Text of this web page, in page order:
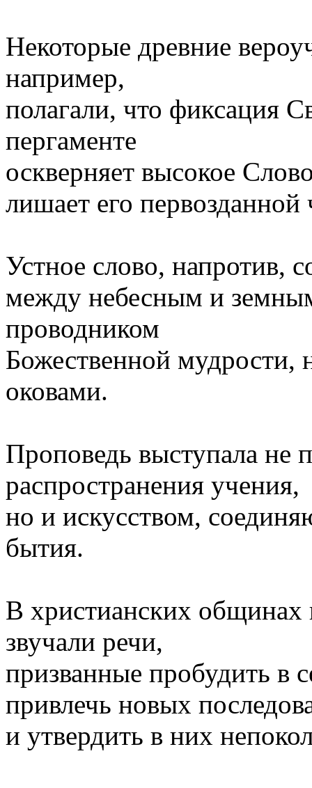
Некоторые древние
например,
полагали, что фиксация
пергаменте
оскверняет высокое
лишает его
Устное слово, напротив,
между небесным и
проводником
Божественной мудрости,
оковами.
Проповедь выступала не
распространения учения,
но и искусством,
бытия.
В христианских
звучали речи,
призванные пробудить в
привлечь новых
и утвердить в них